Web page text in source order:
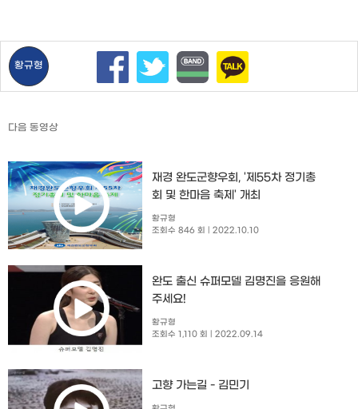
황규형
다음 동영상
재경 완도군향우회, '제55차 정기총
회 및 한마음 축제' 개최
황규형
조회수 846 회
| 2022.10.10
완도 출신 슈퍼모델 김명진을 응원해
주세요!
황규형
조회수 1,110 회
| 2022.09.14
고향 가는길 - 김민기